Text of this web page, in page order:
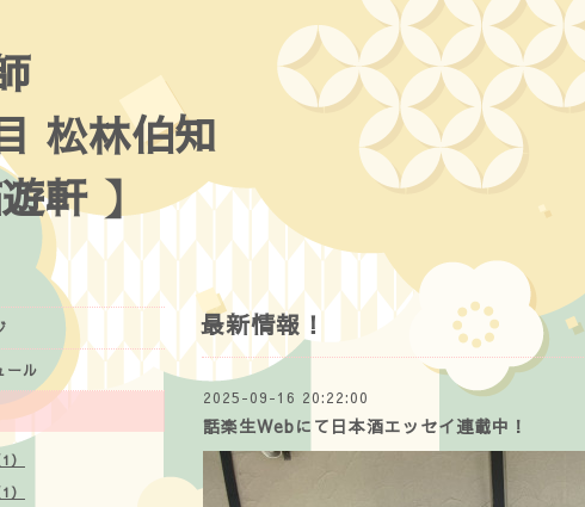
松林伯知
軒 】
最新情報！
2025-09-16 20:22:00
話楽生Webにて日本酒エッセイ連載中！
ール
）
）